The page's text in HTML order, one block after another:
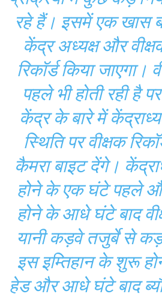
रहे हैं। इसमें एक खास
केंद्र अध्यक्ष और
रिकॉर्ड किया जाएगा।
पहले भी होती रही है
केंद्र के बारे में
स्थिति पर वीक्षक
कैमरा बाइट देंगे।
होने के एक घंटे पहले और
होने के आधे घंटे बाद
यानी कड़वे तजुर्बे से
इस इम्तिहान के शुरू
हेड और आधे घंटे बाद